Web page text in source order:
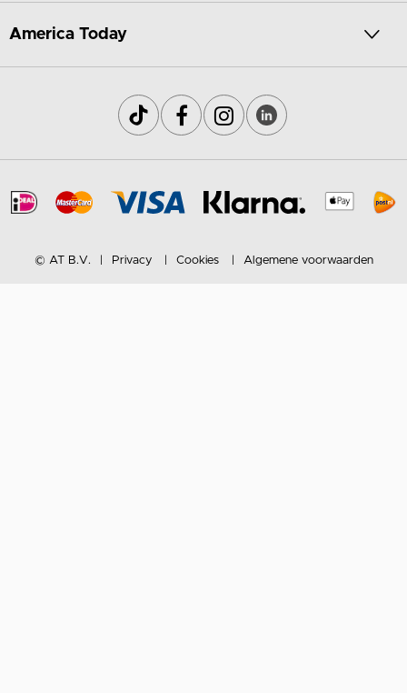
America Today
© AT B.V. Privacy Cookies Algemene voorwaarden